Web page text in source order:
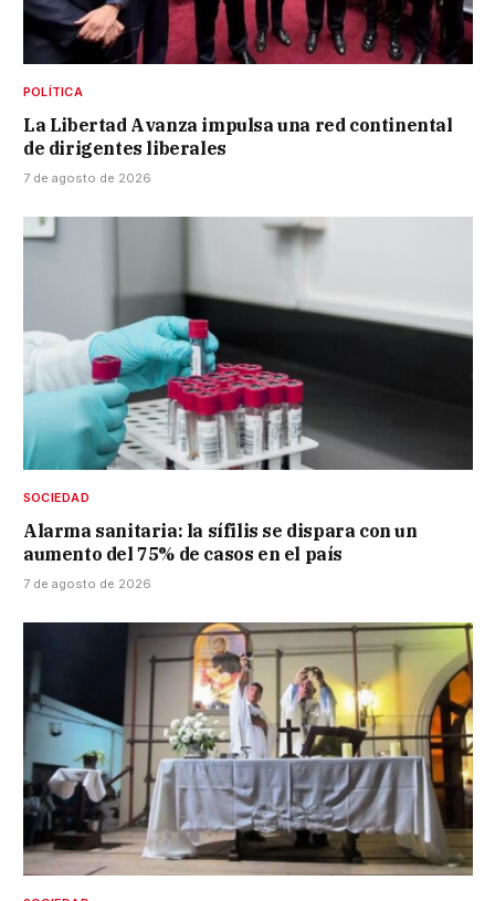
POLÍTICA
La Libertad Avanza impulsa una red continental
de dirigentes liberales
7 de agosto de 2026
SOCIEDAD
Alarma sanitaria: la sífilis se dispara con un
aumento del 75% de casos en el país
7 de agosto de 2026